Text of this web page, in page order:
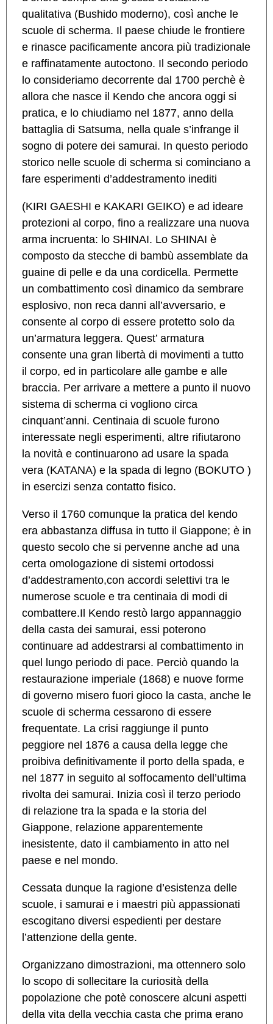
qualitativa (Bushido moderno), così anche le
scuole di scherma. Il paese chiude le frontiere
e rinasce pacificamente ancora più tradizionale
e raffinatamente autoctono. Il secondo periodo
lo consideriamo decorrente dal 1700 perchè è
allora che nasce il Kendo che ancora oggi si
pratica, e lo chiudiamo nel 1877, anno della
battaglia di Satsuma, nella quale s’infrange il
sogno di potere dei samurai. In questo periodo
storico nelle scuole di scherma si cominciano a
fare esperimenti d’addestramento inediti
(KIRI GAESHI e KAKARI GEIKO) e ad ideare
protezioni al corpo, fino a realizzare una nuova
arma incruenta: lo SHINAI. Lo SHINAI è
composto da stecche di bambù assemblate da
guaine di pelle e da una cordicella. Permette
un combattimento così dinamico da sembrare
esplosivo, non reca danni all’avversario, e
consente al corpo di essere protetto solo da
un’armatura leggera. Quest’ armatura
consente una gran libertà di movimenti a tutto
il corpo, ed in particolare alle gambe e alle
braccia. Per arrivare a mettere a punto il nuovo
sistema di scherma ci vogliono circa
cinquant’anni. Centinaia di scuole furono
interessate negli esperimenti, altre rifiutarono
la novità e continuarono ad usare la spada
vera (KATANA) e la spada di legno (BOKUTO )
in esercizi senza contatto fisico.
Verso il 1760 comunque la pratica del kendo
era abbastanza diffusa in tutto il Giappone; è in
questo secolo che si pervenne anche ad una
certa omologazione di sistemi ortodossi
d’addestramento,con accordi selettivi tra le
numerose scuole e tra centinaia di modi di
combattere.Il Kendo restò largo appannaggio
della casta dei samurai, essi poterono
continuare ad addestrarsi al combattimento in
quel lungo periodo di pace. Perciò quando la
restaurazione imperiale (1868) e nuove forme
di governo misero fuori gioco la casta, anche le
scuole di scherma cessarono di essere
frequentate. La crisi raggiunge il punto
peggiore nel 1876 a causa della legge che
proibiva definitivamente il porto della spada, e
nel 1877 in seguito al soffocamento dell’ultima
rivolta dei samurai. Inizia così il terzo periodo
di relazione tra la spada e la storia del
Giappone, relazione apparentemente
inesistente, dato il cambiamento in atto nel
paese e nel mondo.
Cessata dunque la ragione d’esistenza delle
scuole, i samurai e i maestri più appassionati
escogitano diversi espedienti per destare
l’attenzione della gente.
Organizzano dimostrazioni, ma ottennero solo
lo scopo di sollecitare la curiosità della
popolazione che potè conoscere alcuni aspetti
della vita della vecchia casta che prima erano